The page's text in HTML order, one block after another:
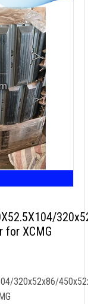
for XCMG
320x52x86/